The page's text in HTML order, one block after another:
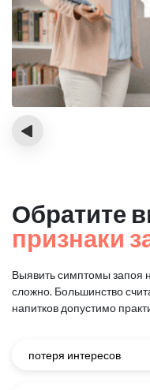
‹
Обратите
признаки
Выявить симптомы запоя
сложно. Большинство
напитков допустимо
потеря интересов